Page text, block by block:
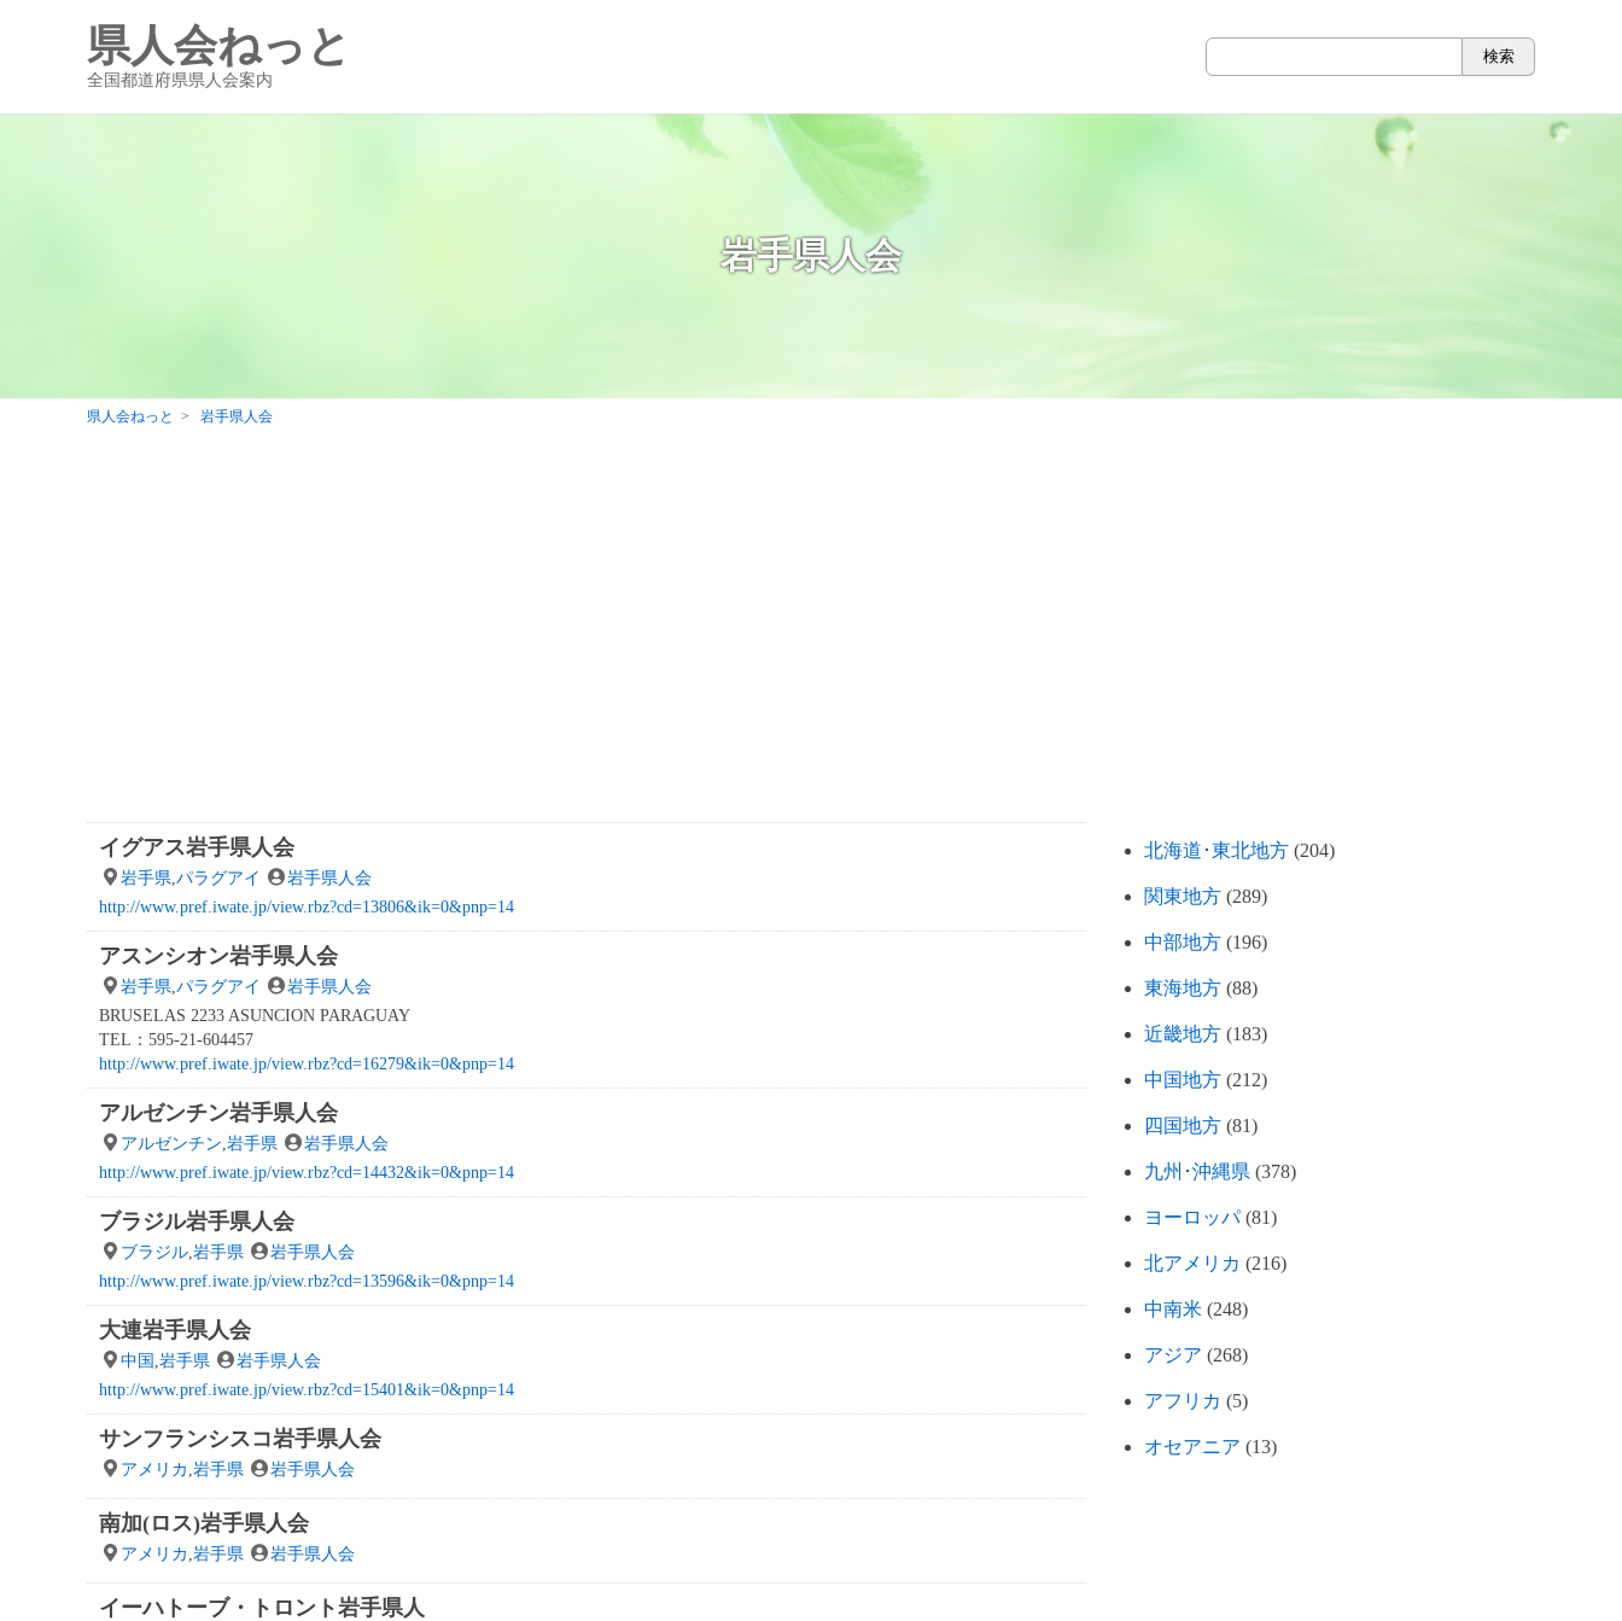
県人会ねっと
全国都道府県県人会案内
岩手県人会
県人会ねっと 岩手県人会
イグアス岩手県人会
岩手県 パラグアイ
岩手県人会
http://www.pref.iwate.jp/view.rbz?cd=13806&ik=0&pnp=14
アスンシオン岩手県人会
岩手県 パラグアイ
岩手県人会
BRUSELAS 2233 ASUNCION PARAGUAY
TEL：595-21-604457
http://www.pref.iwate.jp/view.rbz?cd=16279&ik=0&pnp=14
アルゼンチン岩手県人会
アルゼンチン 岩手県
岩手県人会
http://www.pref.iwate.jp/view.rbz?cd=14432&ik=0&pnp=14
ブラジル岩手県人会
ブラジル 岩手県
岩手県人会
http://www.pref.iwate.jp/view.rbz?cd=13596&ik=0&pnp=14
大連岩手県人会
中国 岩手県
岩手県人会
http://www.pref.iwate.jp/view.rbz?cd=15401&ik=0&pnp=14
サンフランシスコ岩手県人会
アメリカ 岩手県 岩手県人会
南加(ロス)岩手県人会
アメリカ 岩手県 岩手県人会
イーハトーブ・トロント岩手県人
北海道･東北地方 (204)
関東地方 (289)
中部地方 (196)
東海地方 (88)
近畿地方 (183)
中国地方 (212)
四国地方 (81)
九州･沖縄県 (378)
ヨーロッパ(81)
北アメリカ (216)
中南米 (248)
アジア (268)
アフリカ (5)
オセアニア (13)